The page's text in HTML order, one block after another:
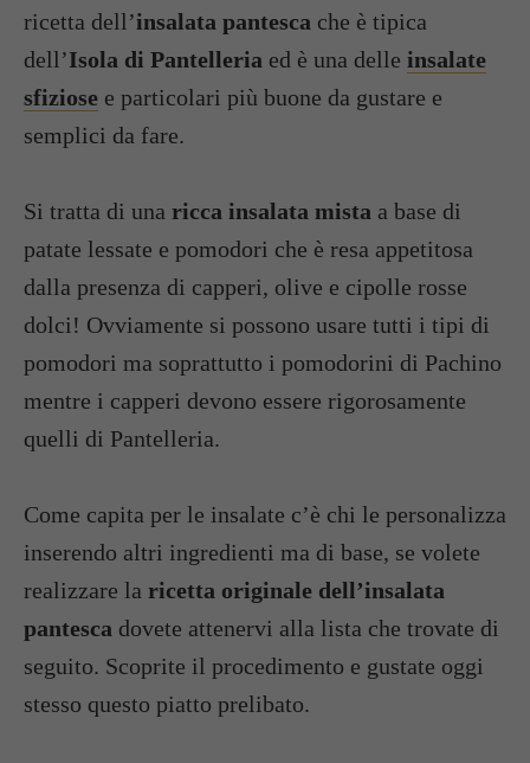
ricetta dell’insalata pantesca che è tipica
dell’Isola di Pantelleria ed è una delle insalate
sfiziose e particolari più buone da gustare e
semplici da fare.
Si tratta di una ricca insalata mista a base di
patate lessate e pomodori che è resa appetitosa
dalla presenza di capperi, olive e cipolle rosse
dolci! Ovviamente si possono usare tutti i tipi di
pomodori ma soprattutto i pomodorini di Pachino
mentre i capperi devono essere rigorosamente
quelli di Pantelleria.
Come capita per le insalate c’è chi le personalizza
inserendo altri ingredienti ma di base, se volete
realizzare la ricetta originale dell’insalata
pantesca dovete attenervi alla lista che trovate di
seguito. Scoprite il procedimento e gustate oggi
stesso questo piatto prelibato.